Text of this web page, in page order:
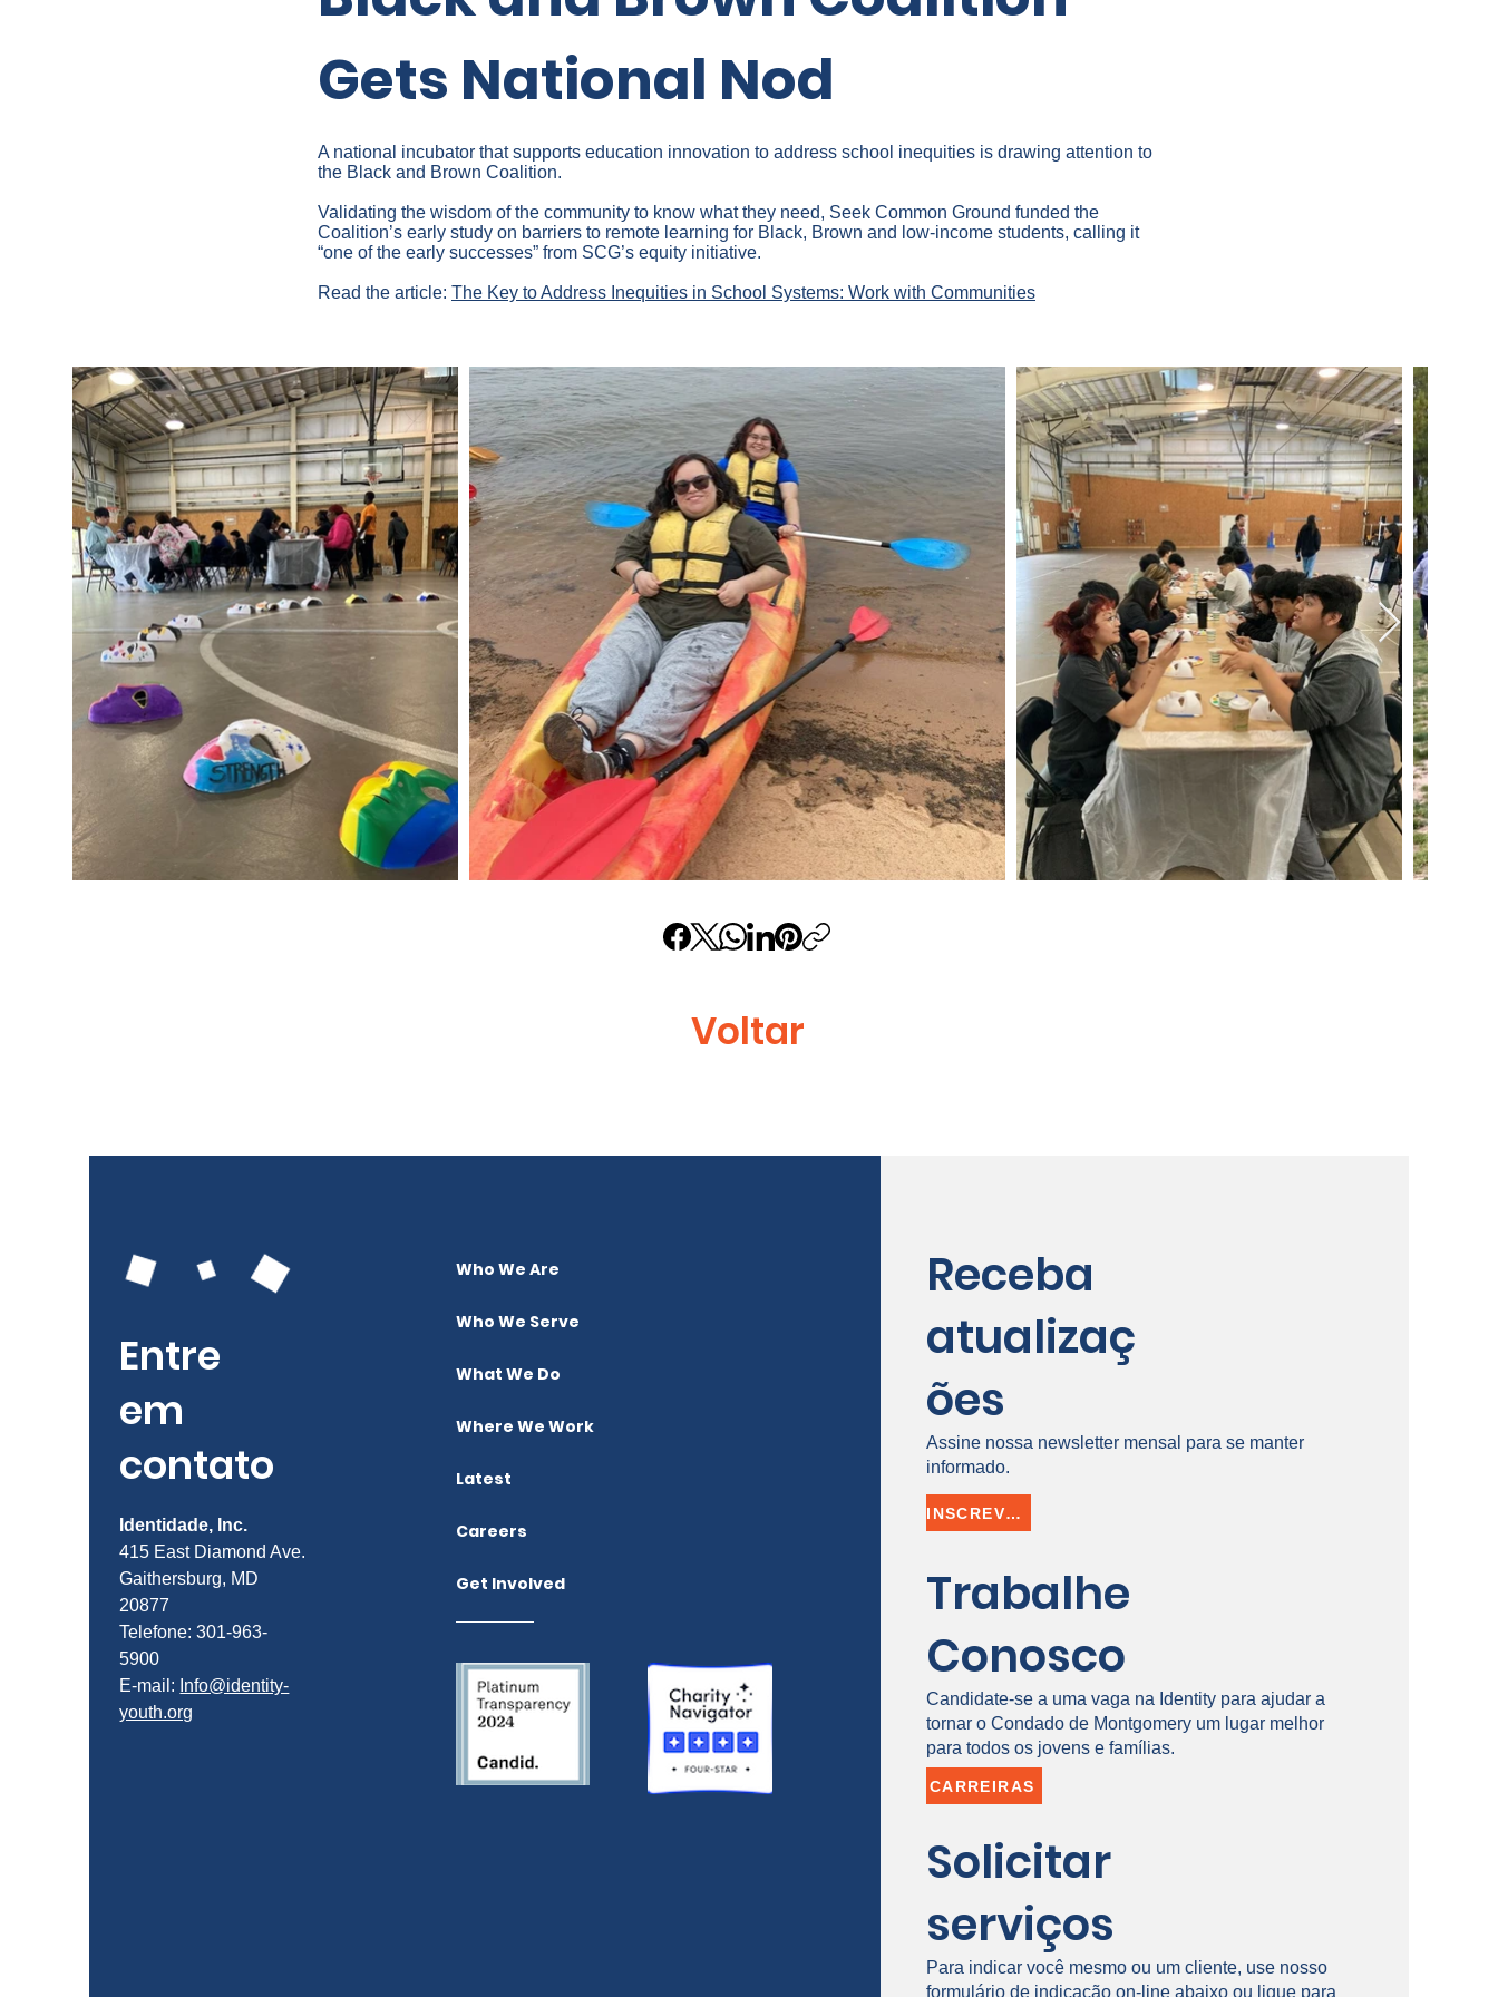
Gets National Nod
A national incubator that supports education innovation to address school inequities is drawing attention to
the Black and Brown Coalition.
Validating the wisdom of the community to know what they need, Seek Common Ground funded the
Coalition’s early study on barriers to remote learning for Black, Brown and low-income students, calling it
“one of the early successes” from SCG’s equity initiative.
Read the article: The Key to Address Inequities in School Systems: Work with Communities
Voltar
Entre
em
contato
Identidade, Inc.
415 East Diamond Ave.
Gaithersburg, MD
20877
Telefone: 301-963-
5900
E-mail: Info@identity-
youth.org
Who We Are
Who We Serve
What We Do
Where We Work
Latest
Careers
Get Involved
Receba
atualizaç
ões
Assine nossa newsletter mensal para se manter
informado.
INSCREVER-SE
Trabalhe
Conosco
Candidate-se a uma vaga na Identity para ajudar a
tornar o Condado de Montgomery um lugar melhor
para todos os jovens e famílias.
CARREIRAS
Solicitar
serviços
Para indicar você mesmo ou um cliente, use nosso
formulário de indicação on-line abaixo ou ligue para